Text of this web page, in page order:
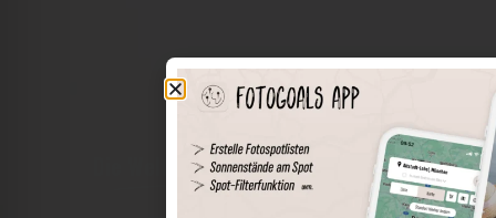
Die Welt der Orte in deiner Tasche